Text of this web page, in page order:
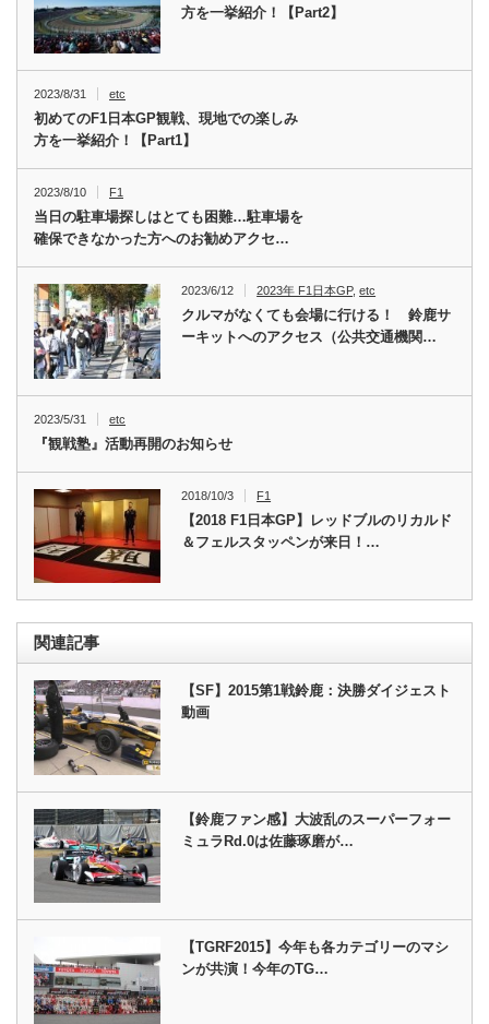
方を一挙紹介！【Part2】
2023/8/31 etc
初めてのF1日本GP観戦、現地での楽しみ
方を一挙紹介！【Part1】
2023/8/10 F1
当日の駐車場探しはとても困難…駐車場を
確保できなかった方へのお勧めアクセ…
2023/6/12 2023年 F1日本GP,etc
クルマがなくても会場に行ける！ 鈴鹿サ
ーキットへのアクセス（公共交通機関…
2023/5/31 etc
『観戦塾』活動再開のお知らせ
2018/10/3 F1
【2018 F1日本GP】レッドブルのリカルド
＆フェルスタッペンが来日！…
関連記事
【SF】2015第1戦鈴鹿：決勝ダイジェスト
動画
【鈴鹿ファン感】大波乱のスーパーフォー
ミュラRd.0は佐藤琢磨が…
【TGRF2015】今年も各カテゴリーのマシ
ンが共演！今年のTG…